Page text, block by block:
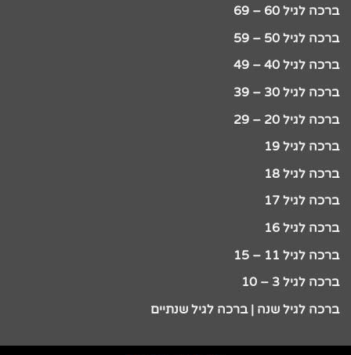
ברכה לגיל 60 – 69
ברכה לגיל 50 – 59
ברכה לגיל 40 – 49
ברכה לגיל 30 – 39
ברכה לגיל 20 – 29
ברכה לגיל 19
ברכה לגיל 18
ברכה לגיל 17
ברכה לגיל 16
ברכה לגיל 11 – 15
ברכה לגיל 3 – 10
ברכה לגיל שנה | ברכה לגיל שנתיים